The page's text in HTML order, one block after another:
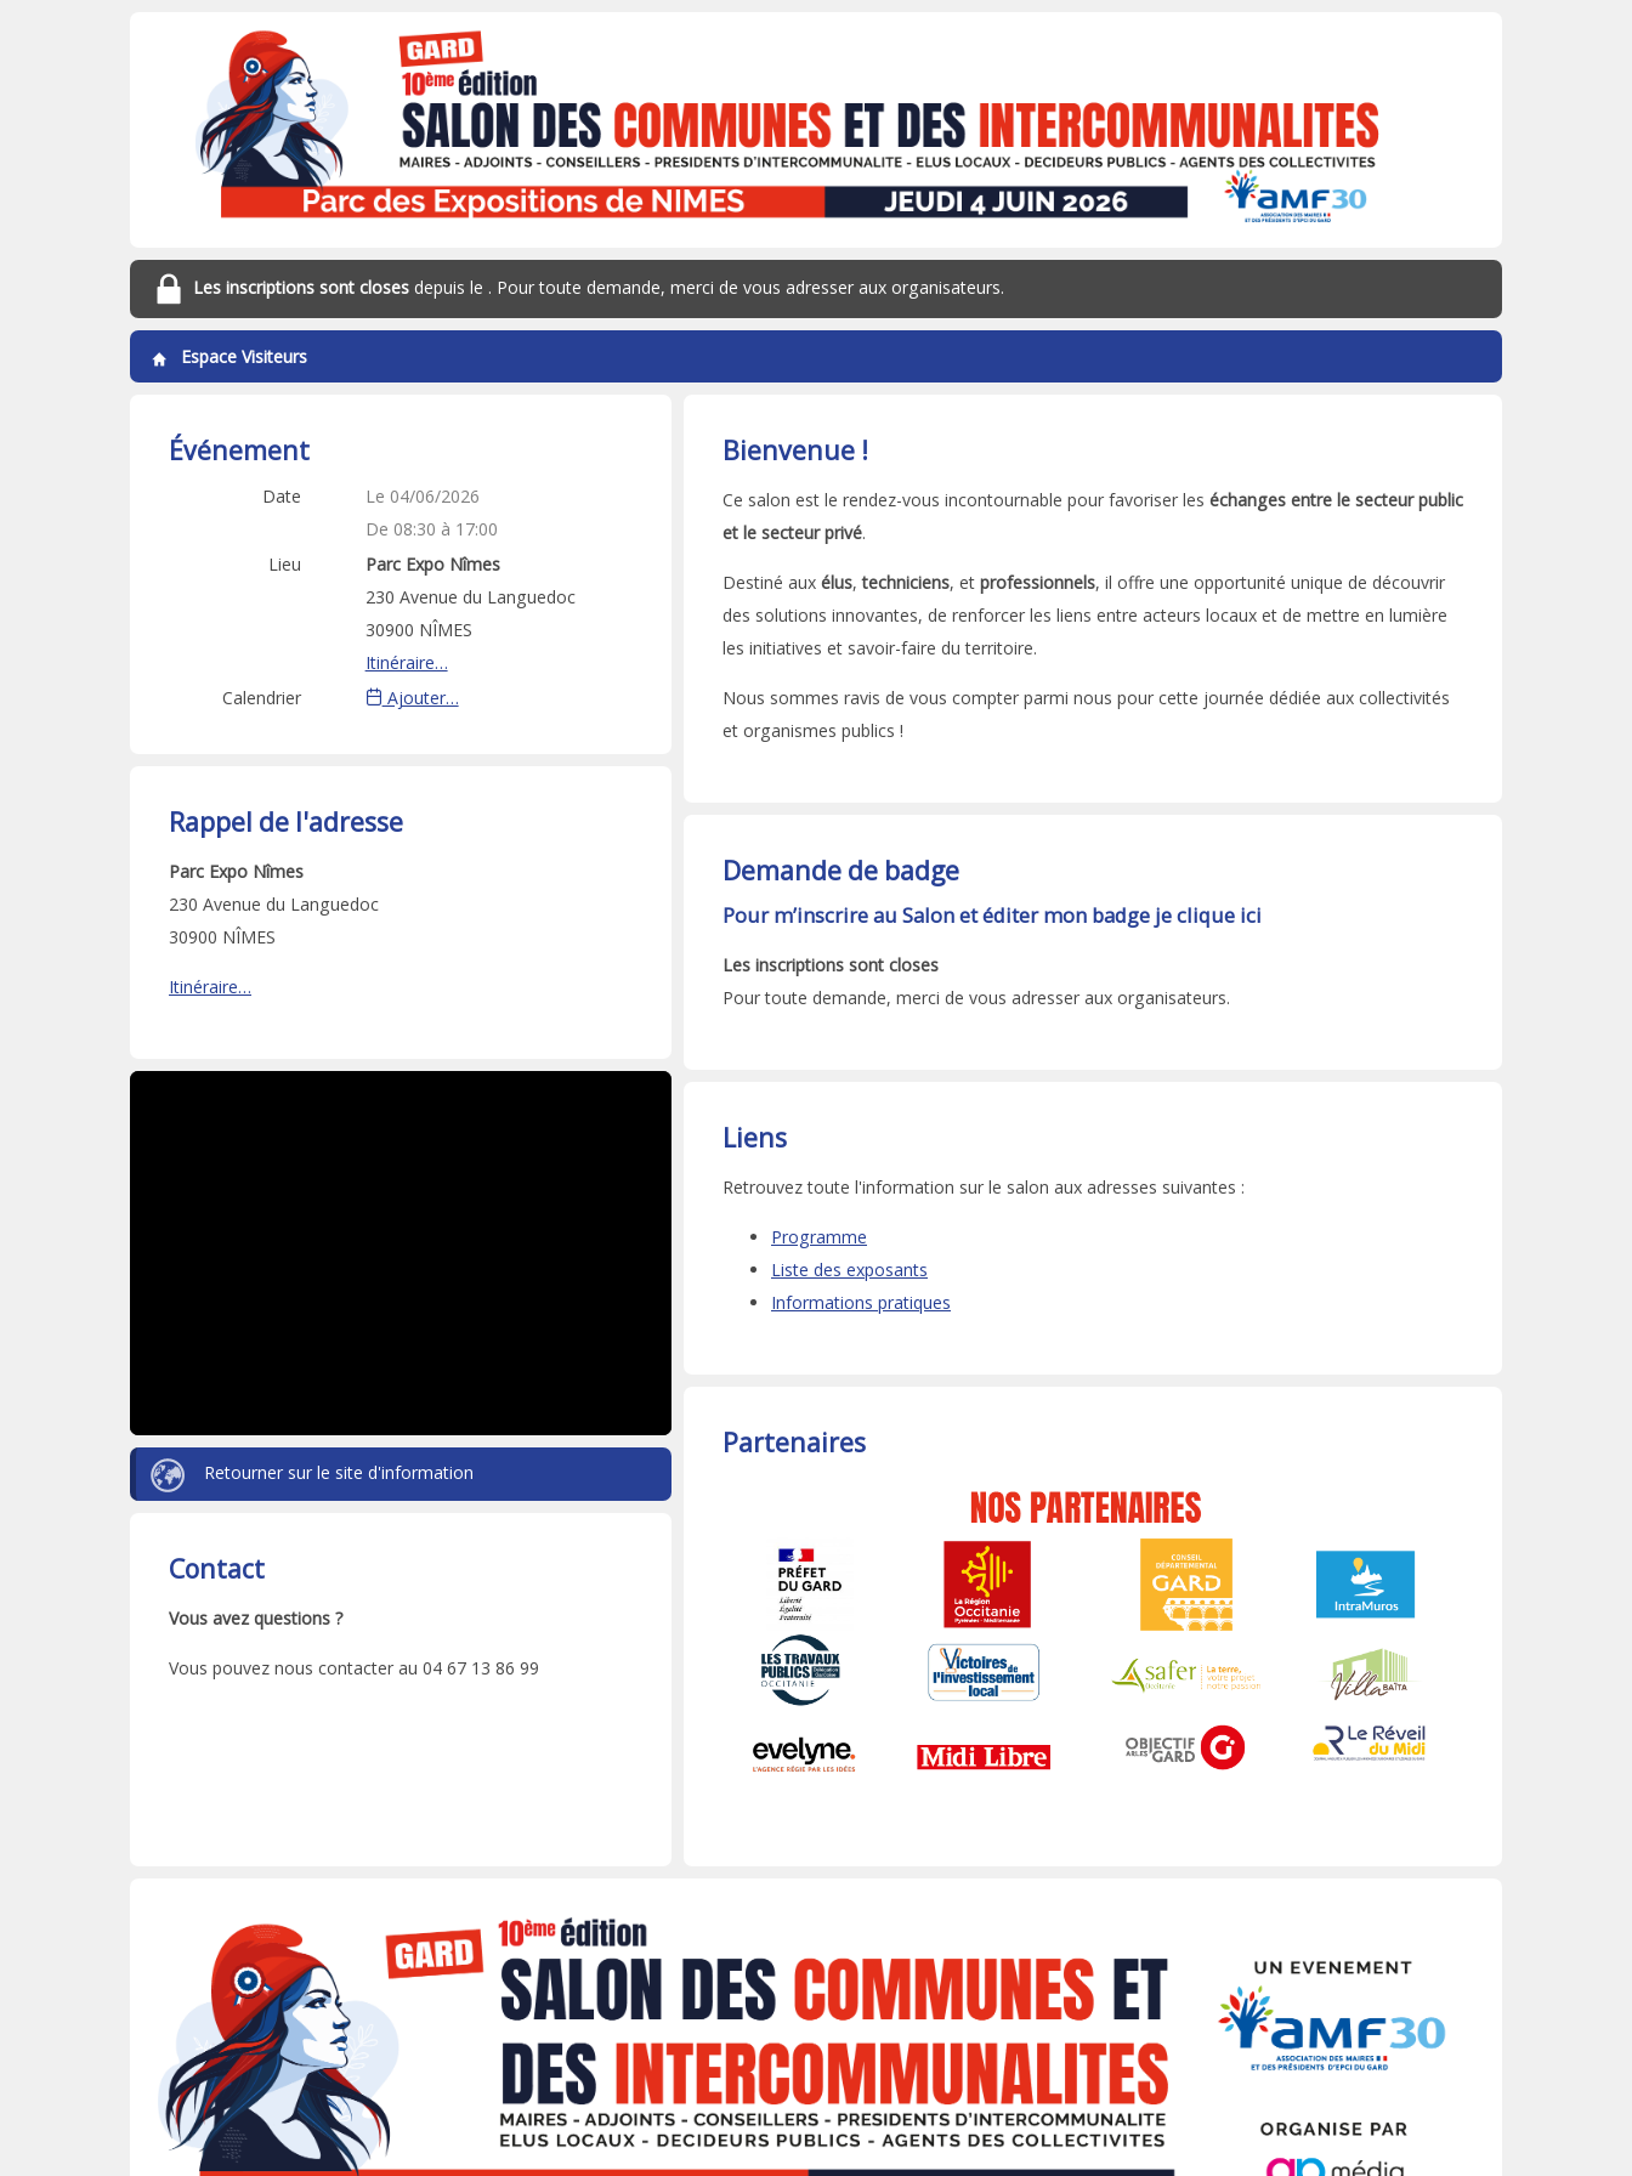
Les inscriptions sont closes depuis le . Pour toute demande, merci de vous adresser aux organisateurs.
Espace Visiteurs
Événement
Date
Le 04/06/2026
De 08:30 à 17:00
Lieu
Parc Expo Nîmes
230 Avenue du Languedoc
30900 NÎMES
Itinéraire…
Calendrier
Ajouter…
Rappel de l'adresse
Parc Expo Nîmes
230 Avenue du Languedoc
30900 NÎMES
Itinéraire…
Retourner sur le site d'information
Contact
Vous avez questions ?
Vous pouvez nous contacter au 04 67 13 86 99
Bienvenue !
Ce salon est le rendez-vous incontournable pour favoriser les échanges entre le secteur public
et le secteur privé.
Destiné aux élus,techniciens, et professionnels, il offre une opportunité unique de découvrir
des solutions innovantes, de renforcer les liens entre acteurs locaux et de mettre en lumière
les initiatives et savoir-faire du territoire.
Nous sommes ravis de vous compter parmi nous pour cette journée dédiée aux collectivités
et organismes publics !
Demande de badge
Pour m’inscrire au Salon et éditer mon badge je clique ici
Les inscriptions sont closes
Pour toute demande, merci de vous adresser aux organisateurs.
Liens
Retrouvez toute l'information sur le salon aux adresses suivantes :
Programme
Liste des exposants
Informations pratiques
Partenaires